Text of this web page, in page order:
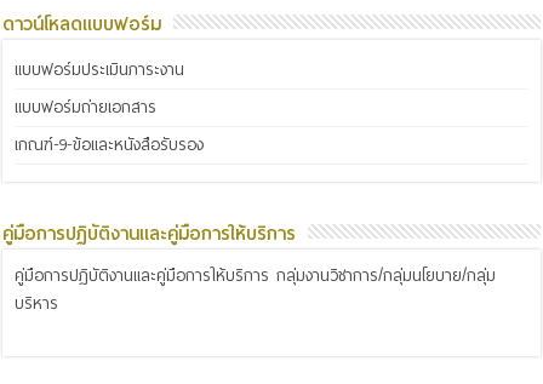
ดาวน์โหลดแบบฟอร์ม
แบบฟอร์มประเมินภาระงาน
แบบฟอร์มถ่ายเอกสาร
เกณฑ์-9-ข้อและหนังสือรับรอง
คู่มือการปฏิบัติงานและคู่มือการให้บริการ
คู่มือการปฏิบัติงานและคู่มือการให้บริการ กลุ่มงานวิชาการ/กลุ่มนโยบาย/กลุ่ม
บริหาร